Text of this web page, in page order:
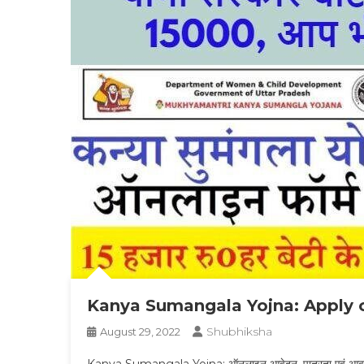
Kanya Sumangala Yojna: Apply
August 29, 2022 Shubhiksha